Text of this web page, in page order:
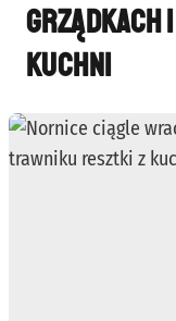
grządkach
kuchni